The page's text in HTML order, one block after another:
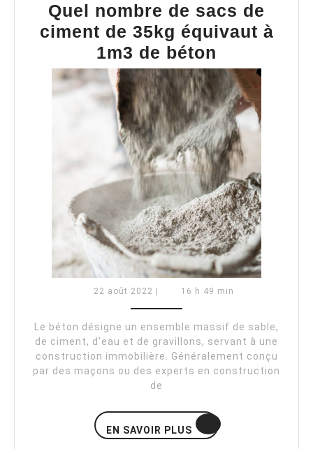
Quel nombre de sacs de
ciment de 35kg équivaut à
1m3 de béton
nombre
de
sacs
de
ciment
de
35kg
équivaut
à
1m3
de
22 août 2022 22
16 h 49 min
Le béton désigne un ensemble massif de sable,
de ciment, d’eau et de gravillons, servant à une
construction immobilière. Généralement conçu
par des maçons ou des experts en construction
de
EN SAVOIR PLUS
EN
SAVOIR